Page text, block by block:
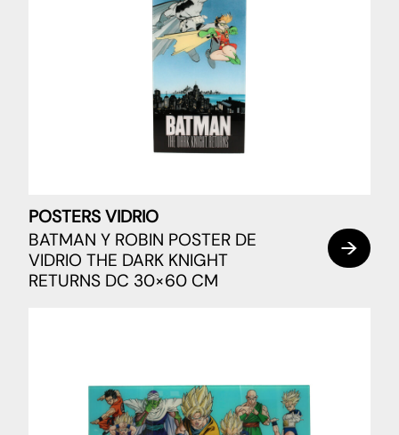
POSTERS VIDRIO
BATMAN Y ROBIN POSTER DE
VIDRIO THE DARK KNIGHT
RETURNS DC 30×60 CM